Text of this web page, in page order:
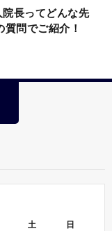
長ってどんな先
質問でご紹介！
土 日